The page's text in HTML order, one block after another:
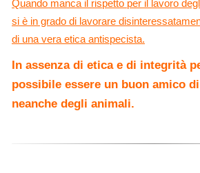
Quando manca il rispetto per il lavoro
si è in grado di lavorare
di una vera etica antispecista.
In assenza di etica e di integrità
possibile essere un buon amico
neanche degli animali.